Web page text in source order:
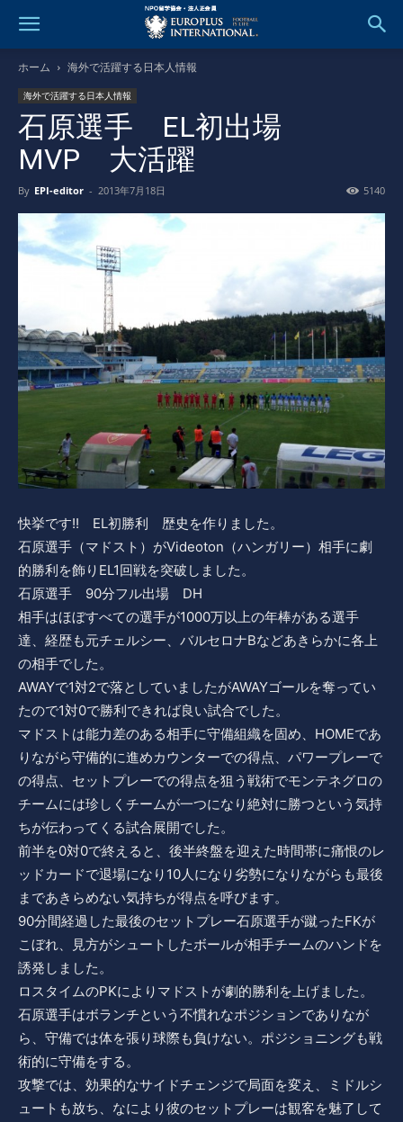
ホーム 海外で活躍する日本人情報
海外で活躍する日本人情報
石原選手 EL初出場
MVP 大活躍
By EPI-editor - 2013年7月18日 5140
快挙です!! EL初勝利 歴史を作りました。
石原選手（マドスト）がVideoton（ハンガリー）相手に劇
的勝利を飾りEL1回戦を突破しました。
石原選手 90分フル出場 DH
相手はほぼすべての選手が1000万以上の年棒がある選手
達、経歴も元チェルシー、バルセロナBなどあきらかに各上
の相手でした。
AWAYで1対2で落としていましたがAWAYゴールを奪ってい
たので1対0で勝利できれば良い試合でした。
マドストは能力差のある相手に守備組織を固め、HOMEであ
りながら守備的に進めカウンターでの得点、パワープレーで
の得点、セットプレーでの得点を狙う戦術でモンテネグロの
チームには珍しくチームが一つになり絶対に勝つという気持
ちが伝わってくる試合展開でした。
前半を0対0で終えると、後半終盤を迎えた時間帯に痛恨のレ
ッドカードで退場になり10人になり劣勢になりながらも最後
まであきらめない気持ちが得点を呼びます。
90分間経過した最後のセットプレー石原選手が蹴ったFKが
こぼれ、見方がシュートしたボールが相手チームのハンドを
誘発しました。
ロスタイムのPKによりマドストが劇的勝利を上げました。
石原選手はボランチという不慣れなポジションでありなが
ら、守備では体を張り球際も負けない。ポジショニングも戦
術的に守備をする。
攻撃では、効果的なサイドチェンジで局面を変え、ミドルシ
ュートも放ち、なにより彼のセットプレーは観客を魅了して